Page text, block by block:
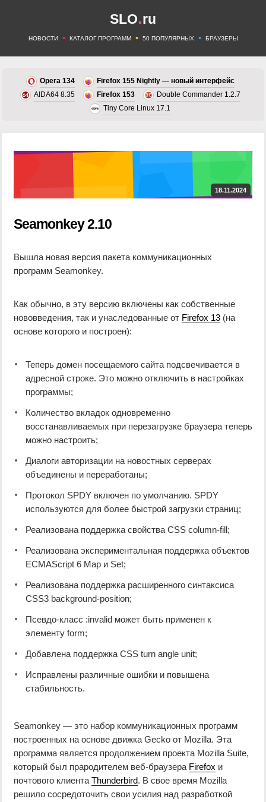
SLO.ru
НОВОСТИ • КАТАЛОГ ПРОГРАММ • 50 ПОПУЛЯРНЫХ • БРАУЗЕРЫ
Opera 134
Firefox 155 Nightly — новый интерфейс
AIDA64 8.35
Firefox 153
Double Commander 1.2.7
Tiny Core Linux 17.1
18.11.2024
Seamonkey 2.10
Вышла новая версия пакета коммуникационных
программ Seamonkey.
Как обычно, в эту версию включены как собственные
нововведения, так и унаследованные от Firefox 13 (на
основе которого и построен):
Теперь домен посещаемого сайта подсвечивается в
адресной строке. Это можно отключить в настройках
программы;
Количество вкладок одновременно
восстанавливаемых при перезагрузке браузера теперь
можно настроить;
Диалоги авторизации на новостных серверах
объединены и переработаны;
Протокол SPDY включен по умолчанию. SPDY
используются для более быстрой загрузки страниц;
Реализована поддержка свойства CSS column-fill;
Реализована экспериментальная поддержка объектов
ECMAScript 6 Map и Set;
Реализована поддержка расширенного синтаксиса
CSS3 background-position;
Псевдо-класс :invalid может быть применен к
элементу form;
Добавлена поддержка CSS turn angle unit;
Исправлены различные ошибки и повышена
стабильность.
Seamonkey — это набор коммуникационных программ
построенных на основе движка Gecko от Mozilla. Эта
программа является продолжением проекта Mozilla Suite,
который был прародителем веб-браузера Firefox и
почтового клиента Thunderbird. В свое время Mozilla
решило сосредоточить свои усилия над разработкой